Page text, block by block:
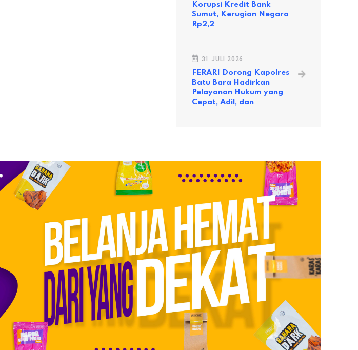
Korupsi Kredit Bank
Sumut, Kerugian Negara
Rp2,2
31 JULI 2026
FERARI Dorong Kapolres
Batu Bara Hadirkan
Pelayanan Hukum yang
Cepat, Adil, dan